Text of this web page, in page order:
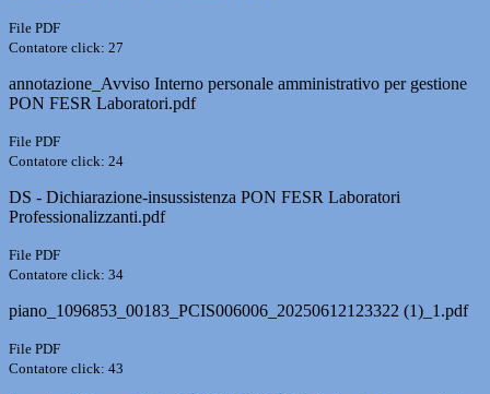
File PDF
Contatore click: 27
annotazione_Avviso Interno personale amministrativo per gestione
PON FESR Laboratori.pdf
File PDF
Contatore click: 24
DS - Dichiarazione-insussistenza PON FESR Laboratori
Professionalizzanti.pdf
File PDF
Contatore click: 34
piano_1096853_00183_PCIS006006_20250612123322 (1)_1.pdf
File PDF
Contatore click: 43